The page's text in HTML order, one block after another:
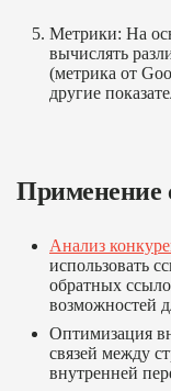
Метрики: На
вычислять
(метрика от
другие
Применение
Анализ
использовать
обратных
возможностей
Оптимизация
связей между
внутренней